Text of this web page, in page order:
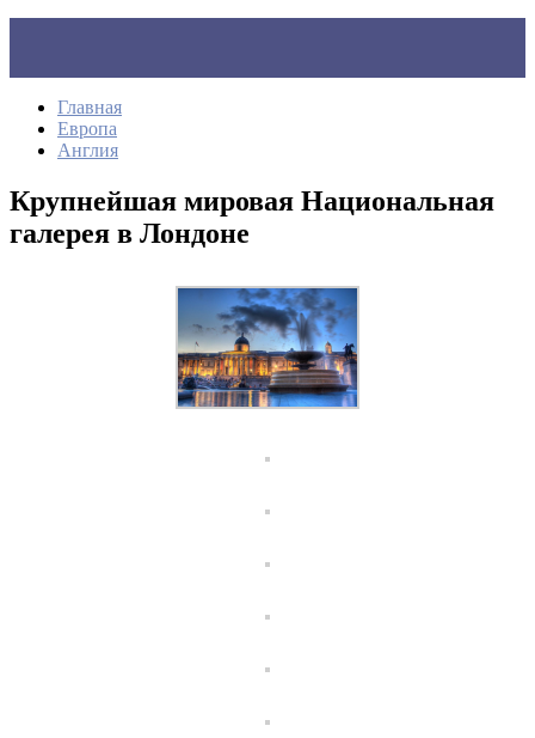
Главная
Европа
Англия
Крупнейшая мировая Национальная
галерея в Лондоне